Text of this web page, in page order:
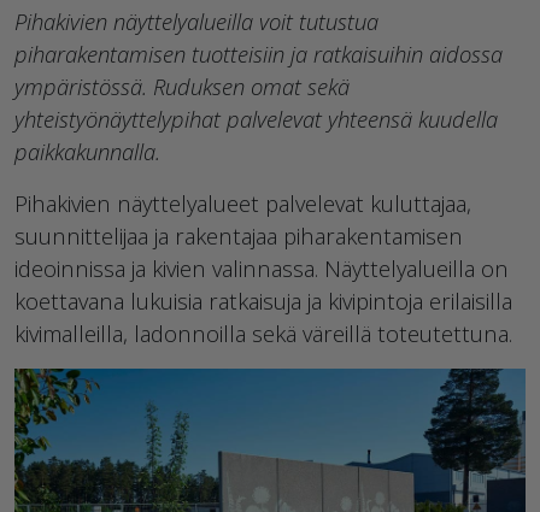
Pihakivien näyttelyalueilla voit tutustua
piharakentamisen tuotteisiin ja ratkaisuihin aidossa
ympäristössä. Ruduksen omat sekä
yhteistyönäyttelypihat palvelevat yhteensä kuudella
paikkakunnalla.
Pihakivien näyttelyalueet palvelevat kuluttajaa,
suunnittelijaa ja rakentajaa piharakentamisen
ideoinnissa ja kivien valinnassa. Näyttelyalueilla on
koettavana lukuisia ratkaisuja ja kivipintoja erilaisilla
kivimalleilla, ladonnoilla sekä väreillä toteutettuna.